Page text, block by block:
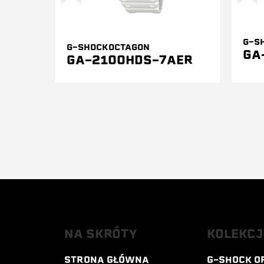
G-SHOCKOCTAGON
GA-2100HDS-7AER
G-
NA SKRÓTY
STRONA GŁÓWNA G-SHOCK